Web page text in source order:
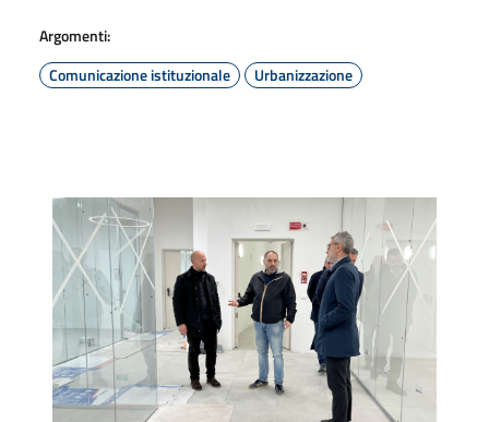
Argomenti:
Comunicazione istituzionale
Urbanizzazione